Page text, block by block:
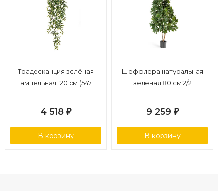
Традесканция зелёная
ампельная 120 см (547
4 518 ₽
В корзину
Шеффлера натуральная
зелёная 80 см 2/2
9 259 ₽
В корзину